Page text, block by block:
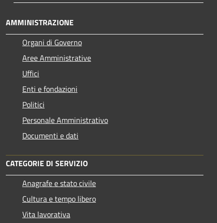
AMMINISTRAZIONE
Organi di Governo
Aree Amministrative
Uffici
Enti e fondazioni
Politici
Personale Amministrativo
Documenti e dati
CATEGORIE DI SERVIZIO
Anagrafe e stato civile
Cultura e tempo libero
Vita lavorativa